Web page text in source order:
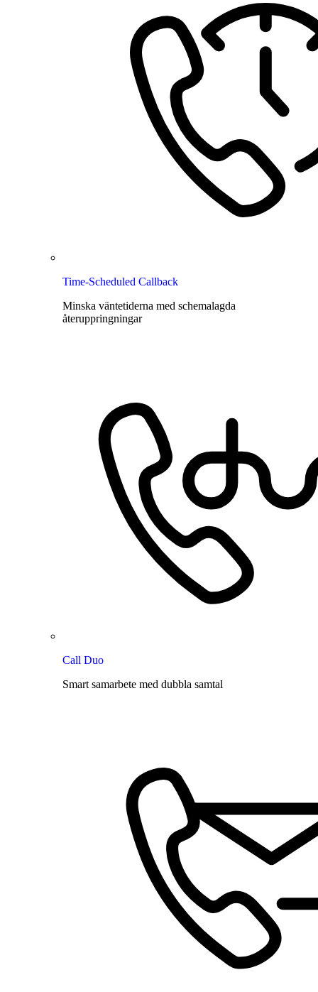
Time-Scheduled Callback
Minska väntetiderna med schemalagda
återuppringningar
Call Duo
Smart samarbete med dubbla samtal